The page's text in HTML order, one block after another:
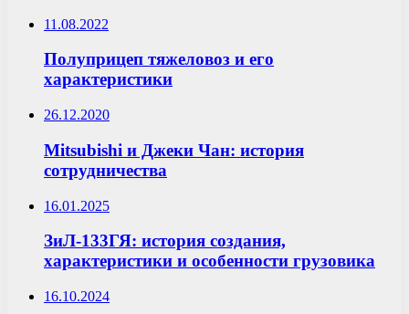
11.08.2022
Полуприцеп тяжеловоз и его
характеристики
26.12.2020
Mitsubishi и Джеки Чан: история
сотрудничества
16.01.2025
ЗиЛ-133ГЯ: история создания,
характеристики и особенности грузовика
16.10.2024